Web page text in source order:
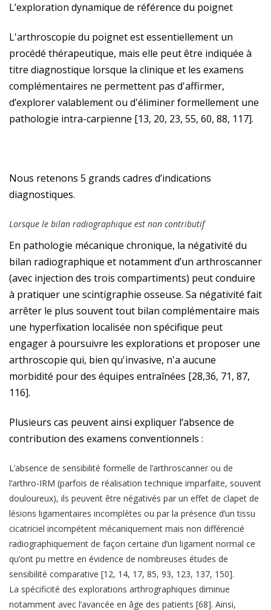
L’exploration dynamique de référence du poignet
L'arthroscopie du poignet est essentiellement un
procédé thérapeutique, mais elle peut être indiquée à
titre diagnostique lorsque la clinique et les examens
complémentaires ne permettent pas d'affirmer,
d’explorer valablement ou d'éliminer formellement une
pathologie intra-carpienne [13, 20, 23, 55, 60, 88, 117].
Nous retenons 5 grands cadres d’indications
diagnostiques.
Lorsque le bilan radiographique est non contributif
En pathologie mécanique chronique, la négativité du
bilan radiographique et notamment d’un arthroscanner
(avec injection des trois compartiments) peut conduire
à pratiquer une scintigraphie osseuse. Sa négativité fait
arrêter le plus souvent tout bilan complémentaire mais
une hyperfixation localisée non spécifique peut
engager à poursuivre les explorations et proposer une
arthroscopie qui, bien qu'invasive, n'a aucune
morbidité pour des équipes entraînées [28,36, 71, 87,
116].
Plusieurs cas peuvent ainsi expliquer l’absence de
contribution des examens conventionnels :
L’absence de sensibilité formelle de l’arthroscanner ou de
l’arthro-IRM (parfois de réalisation technique imparfaite, souvent
douloureux), ils peuvent être négativés par un effet de clapet de
lésions ligamentaires incomplètes ou par la présence d’un tissu
cicatriciel incompétent mécaniquement mais non différencié
radiographiquement de façon certaine d’un ligament normal ce
qu’ont pu mettre en évidence de nombreuses études de
sensibilité comparative [12, 14, 17, 85, 93, 123, 137, 150].
La spécificité des explorations arthrographiques diminue
notamment avec l’avancée en âge des patients [68]. Ainsi,